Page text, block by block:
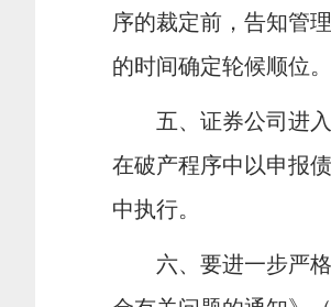
序的裁定前，告知管
的时间确定轮候顺位
五、证券公司进入
在破产程序中以申报
中执行。
六、要进一步严格